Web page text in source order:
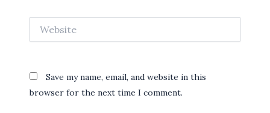
Save my name, email, and website in this
browser for the next time I comment.